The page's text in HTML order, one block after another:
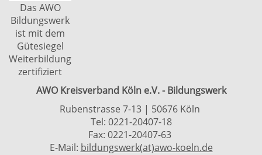
Das AWO
Bildungswerk
ist mit dem
Gütesiegel
Weiterbildung
zertifiziert
AWO Kreisverband Köln e.V. - Bildungswerk
Rubenstrasse 7-13 | 50676 Köln
Tel: 0221-20407-18
Fax: 0221-20407-63
E-Mail: bildungswerk(at)awo-koeln.de